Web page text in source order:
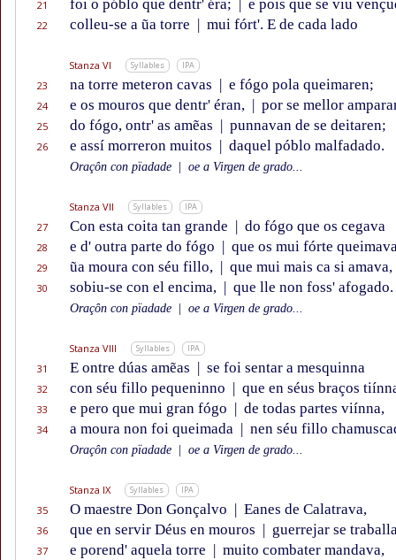
21 foi o póblo que dentr' éra; | e pois que se viu
22 colleu-se a ũa torre | mui fórt'. E de cada lado
Stanza VI Syllables IPA
23 na torre meteron cavas | e fógo pola queimaren;
24 e os mouros que dentr' éran, | por se mellor
25 do fógo, ontr' as amẽas | punnavan de se deitaren;
26 e assí morreron muitos | daquel póblo malfadado.
Oraçôn con pïadade oe a Virgen de grado...
Stanza VII Syllables IPA
27 Con esta coita tan grande | do fógo que os cegava
28 e d' outra parte do fógo | que os mui fórte
29 ũa moura con séu fillo, | que mui mais ca si amava,
30 sobiu-se con el encima, | que lle non foss' afogado.
Oraçôn con pïadade oe a Virgen de grado...
Stanza VIII Syllables IPA
31 E ontre dúas amẽas | se foi sentar a mesquinna
32 con séu fillo pequeninno | que en séus braços
33 e pero que mui gran fógo | de todas partes viínna,
34 a moura non foi queimada | nen séu fillo
Oraçôn con pïadade oe a Virgen de grado...
Stanza IX Syllables IPA
35 O maestre Don Gonçalvo | Eanes de Calatrava,
36 que en servir Déus en mouros | guerrejar se
37 e porend' aquela torre | muito combater mandava,